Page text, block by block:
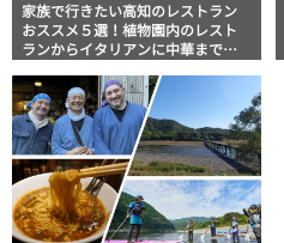
家族で行きたい高知のレストラン
おススメ５選！植物園内のレスト
ランからイタリアンに中華まで楽